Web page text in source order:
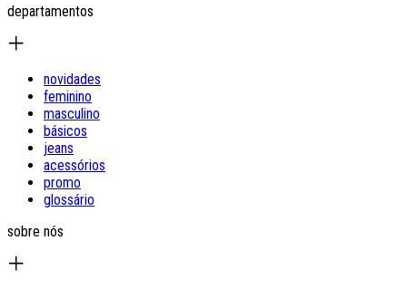
departamentos
novidades
feminino
masculino
básicos
jeans
acessórios
promo
glossário
sobre nós